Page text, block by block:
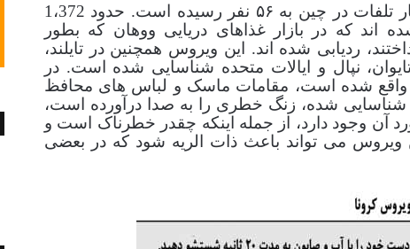
مقامات گزارش دادند كه تاكنون شمار تلفات در چین به ۵۶ نفر رسیده است. حدود 1،372
اند که در بازار غذاهای دریایی ووهان که بطور
ردیابی شده اند. این ویروس همچنین در تایلند،
تایوان، نپال و ایالات متحده شناسایی شده است. در
واقع شده است، مقامات ماسک و لباس های محافظ
شناسایی شده، زنگ خطری را به صدا درآورده است،
آن وجود دارد، از جمله اینکه چقدر خطرناک است و
می تواند باعث ذات الریه شود که در بعضی